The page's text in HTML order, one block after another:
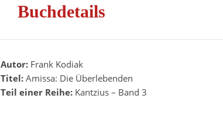
Buchdetails
Autor: Frank Kodiak
Titel: Amissa: Die Überlebenden
Teil einer Reihe: Kantzius – Band 3